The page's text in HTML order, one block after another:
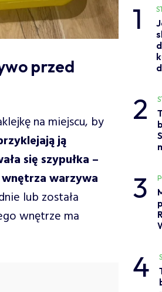
przed
na miejscu, by
ją
się szypułka –
warzywa
lub została
wnętrze ma
1
2
3
4